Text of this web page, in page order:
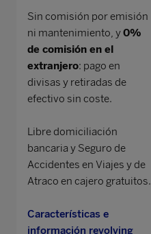
Sin comisión por emisión
ni mantenimiento, y0%
de comisión en el
extranjero: pago en
divisas y retiradas de
efectivo sin coste.
Libre domiciliación
bancaria y Seguro de
Accidentes en Viajes y de
Atraco en cajero gratuitos.
Características e
información revolving